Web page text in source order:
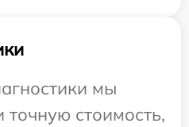
мы
точную стоимость,